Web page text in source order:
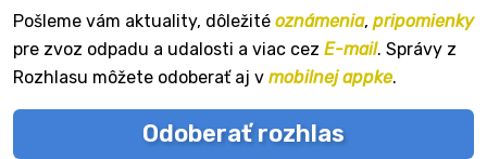
Pošleme vám aktuality, dôležité oznámenia, pripomienky
pre zvoz odpadu a udalosti a viac cez E-mail. Správy z
Rozhlasu môžete odoberať aj v mobilnej appke.
Odoberať rozhlas